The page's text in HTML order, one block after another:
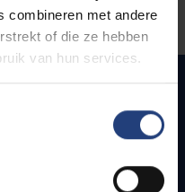
combineren met andere
of die ze hebben
van hun services.